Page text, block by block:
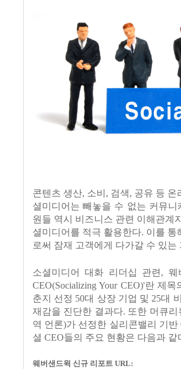
콘텐츠 생산, 소비 , 검색, 공유 등 온
셜미디어는 빼놓을 수 없는 커뮤니
원들 역시 비즈니스 관련 이해관계
셜미디어를 적극 활용한다. 이를 통
로써 잠재 고객에게 다가갈 수 있는
소셜미디어 대화 리더십 관련, 웨
CEO(Socializing Your CEO)'란 제목
춘지 선정 50대 상장 기업 및 25대
재감을 진단한 결과다. 또한 머큐리
역 언론)가 선정한 실리콘밸리 기반
셜 CEO들의 주요 현황은 다음과 같
웨버샌드윅 신규 리포트 URL: